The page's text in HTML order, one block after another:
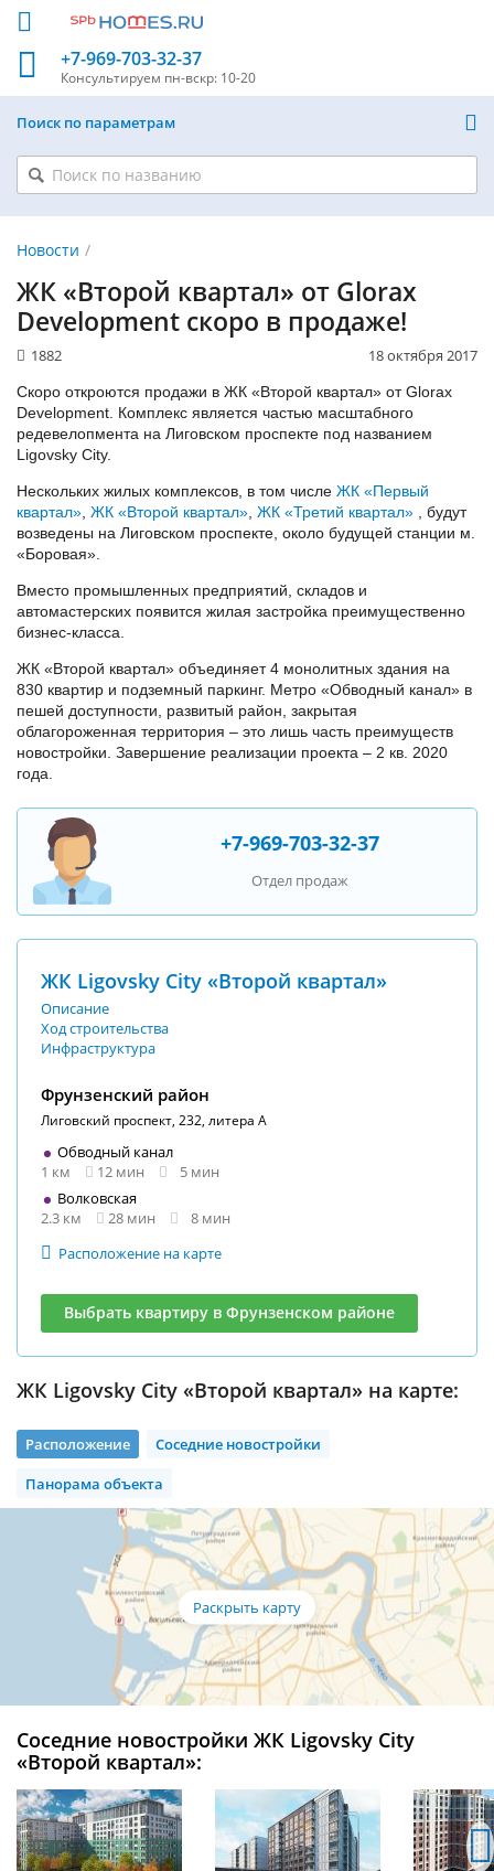
+7-969-703-32-37
Консультируем пн-вскр: 10-20
Поиск по параметрам
Новости
ЖК «Второй квартал» от Glorax
Development скоро в продаже!
18 октября 2017
1882
Скоро откроются продажи в ЖК «Второй квартал» от Glorax
Development. Комплекс является частью масштабного
редевелопмента на Лиговском проспекте под названием
Ligovsky City.
Нескольких жилых комплексов, в том числе ЖК «Первый
квартал» ЖК «Второй квартал» ЖК «Третий квартал» , будут
возведены на Лиговском проспекте, около будущей станции м.
«Боровая».
Вместо промышленных предприятий, складов и
автомастерских появится жилая застройка преимущественно
бизнес-класса.
ЖК «Второй квартал» объединяет 4 монолитных здания на
830 квартир и подземный паркинг. Метро «Обводный канал» в
пешей доступности, развитый район, закрытая
облагороженная территория – это лишь часть преимуществ
новостройки. Завершение реализации проекта – 2 кв. 2020
года.
+7-969-703-32-37
Отдел продаж
ЖК Ligovsky City «Второй квартал»
Описание
Ход строительства
Инфраструктура
Фрунзенский район
Лиговский проспект, 232, литера А
Обводный канал
1 км
12 мин
5 мин
Волковская
2.3 км
28 мин
8 мин
Расположение на карте
Выбрать квартиру в Фрунзенском районе
ЖК Ligovsky City «Второй квартал» на карте:
Расположение
Соседние новостройки
Панорама объекта
Соседние новостройки ЖК Ligovsky City
«Второй квартал»: